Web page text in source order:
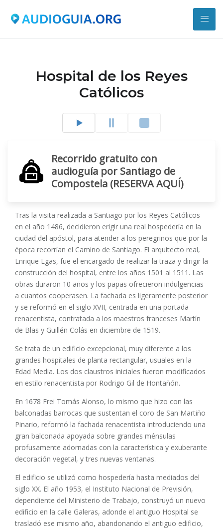
Hospital de los Reyes
Católicos
Recorrido gratuito con
audioguía por Santiago de
Compostela (RESERVA AQUÍ)
Tras la visita realizada a Santiago por los Reyes Católicos
en el año 1486, decidieron erigir una real hospedería en la
ciudad del apóstol, para atender a los peregrinos que por la
época recorrían el Camino de Santiago. El arquitecto real,
Enrique Egas, fue el encargado de realizar la traza y dirigir la
construcción del hospital, entre los años 1501 al 1511. Las
obras duraron 10 años y los papas ofrecieron indulgencias
a cuantos cooperasen. La fachada es ligeramente posterior
y se reformó en el siglo XVII, centrada en una portada
renacentista, contratada a los maestros franceses Martín
de Blas y Guillén Colás en diciembre de 1519.
Se trata de un edificio excepcional, muy diferente a los
grandes hospitales de planta rectangular, usuales en la
Edad Media. Los dos claustros iniciales fueron modificados
en estilo renacentista por Rodrigo Gil de Hontañón.
En 1678 Frei Tomás Alonso, lo mismo que hizo con las
balconadas barrocas que sustentan el coro de San Martiño
Pinario, reformó la fachada renacentista introduciendo una
gran balconada apoyada sobre grandes ménsulas
profusamente adornadas con la característica y exuberante
decoración vegetal, y tres nuevas ventanas.
El edificio se utilizó como hospedería hasta mediados del
siglo XX. El año 1953, el Instituto Nacional de Previsión,
dependiente del Ministerio de Trabajo, construyó un nuevo
edificio en la calle Galeras, adonde el antiguo Hospital se
trasladó ese mismo año, abandonando el antiguo edificio,